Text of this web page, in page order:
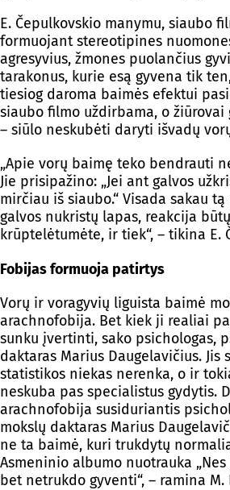
E. Čepulkovskio manymu, siaubo
formuojant stereotipines
agresyvius, žmones puolančius
tarakonus, kurie esą gyvena tik
tiesiog daroma baimės efektui
siaubo filmo uždirbama, o žiūrovai
– siūlo neskubėti daryti išvadų
„Apie vorų baimę teko bendrauti
Jie prisipažino: „Jei ant galvos
mirčiau iš siaubo.“ Visada sakau
galvos nukristų lapas, reakcija
krūptelėtumėte, ir tiek“, – tikina E.
Fobijas formuoja patirtys
Vorų ir voragyvių liguista baimė
arachnofobija. Bet kiek ji realiai
sunku įvertinti, sako psichologas,
daktaras Marius Daugelavičius. Jis
statistikos niekas nerenka, o ir
neskuba pas specialistus gydytis.
arachnofobija susiduriantis
mokslų daktaras Marius
ne ta baimė, kuri trukdytų
Asmeninio albumo nuotrauka
bet netrukdo gyventi“, – ramina M.